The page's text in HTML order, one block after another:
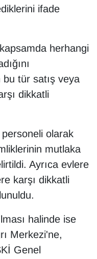
ifade
herhangi
tür satış veya
dikkatli
olarak
mutlaka
Ayrıca evlere
karşı dikkatli
halinde ise
Merkezi'ne,
Genel